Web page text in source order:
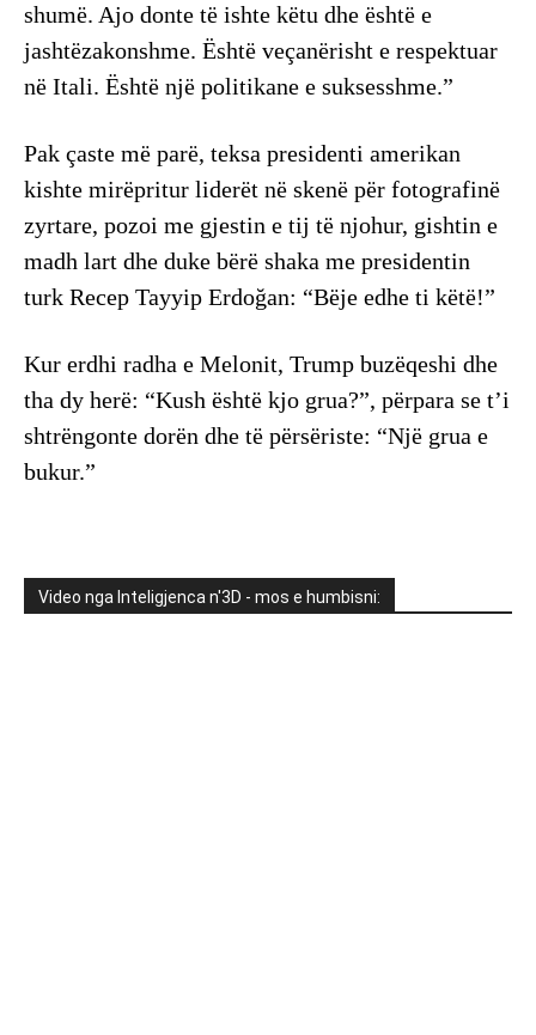
shumë. Ajo donte të ishte këtu dhe është e
jashtëzakonshme. Është veçanërisht e respektuar
në Itali. Është një politikane e suksesshme.”
Pak çaste më parë, teksa presidenti amerikan
kishte mirëpritur liderët në skenë për fotografinë
zyrtare, pozoi me gjestin e tij të njohur, gishtin e
madh lart dhe duke bërë shaka me presidentin
turk Recep Tayyip Erdoğan: “Bëje edhe ti këtë!”
Kur erdhi radha e Melonit, Trump buzëqeshi dhe
tha dy herë: “Kush është kjo grua?”, përpara se t’i
shtrëngonte dorën dhe të përsëriste: “Një grua e
bukur.”
Video nga Inteligjenca n'3D - mos e humbisni: